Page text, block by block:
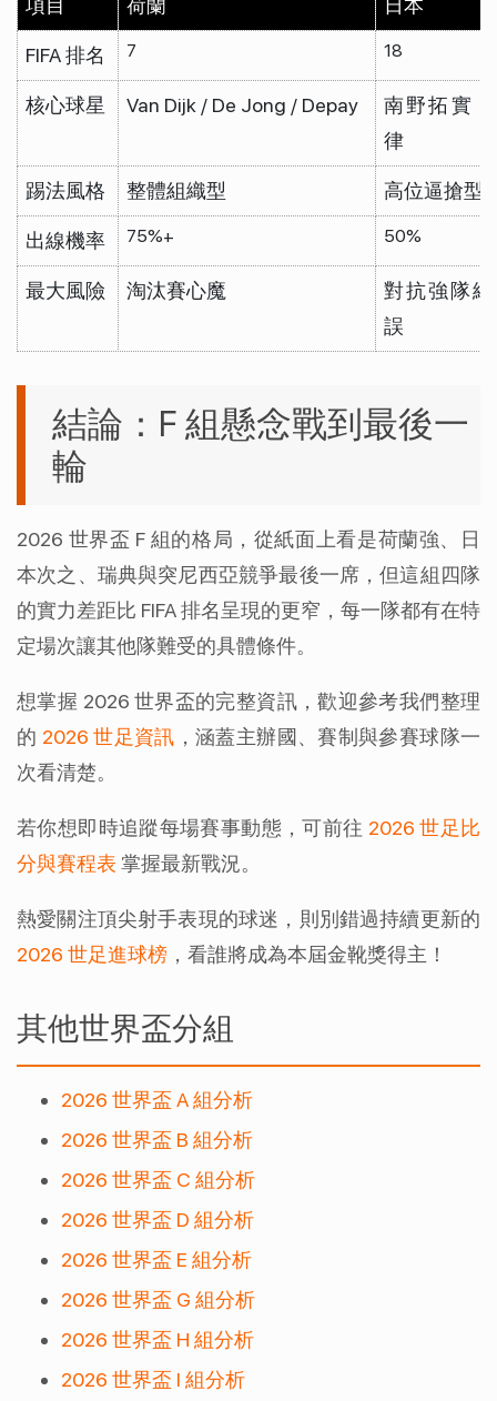
項目 荷蘭 日本
FIFA 排名 7 18
核心球星 Van Dijk / De Jong / Depay
南野拓實 /
律
踢法風格 整體組織型 高位逼搶型
出線機率 75%+ 50%
最大風險 淘汰賽心魔
對抗強隊
誤
結論：F 組懸念戰到最後一
輪
2026 世界盃 F 組的格局，從紙面上看是荷蘭強、日
本次之、瑞典與突尼西亞競爭最後一席，但這組四隊
的實力差距比 FIFA 排名呈現的更窄，每一隊都有在特
定場次讓其他隊難受的具體條件。
想掌握 2026 世界盃的完整資訊，歡迎參考我們整理
的 2026 世足資訊 ，涵蓋主辦國、賽制與參賽球隊一
次看清楚。
若你想即時追蹤每場賽事動態，可前往 2026 世足比
分與賽程表 掌握最新戰況。
2026 世足進球榜 ，看誰將成為本屆金靴獎得主！
其他世界盃分組
2026 世界盃 A 組分析
2026 世界盃 B 組分析
2026 世界盃 C 組分析
2026 世界盃 D 組分析
2026 世界盃 E 組分析
2026 世界盃 G 組分析
2026 世界盃 H 組分析
2026 世界盃 I 組分析